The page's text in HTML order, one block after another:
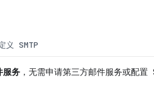
义 SMTP
服务 ，无需申请第三方邮件服务或配置